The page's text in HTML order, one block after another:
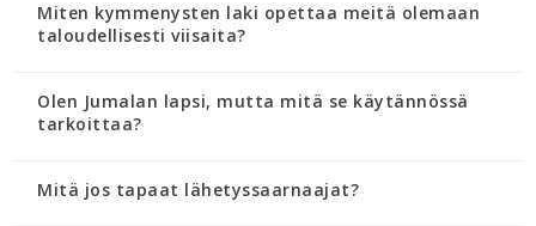
Miten kymmenysten laki opettaa meitä olemaan
taloudellisesti viisaita?
Olen Jumalan lapsi, mutta mitä se käytännössä
tarkoittaa?
Mitä jos tapaat lähetyssaarnaajat?